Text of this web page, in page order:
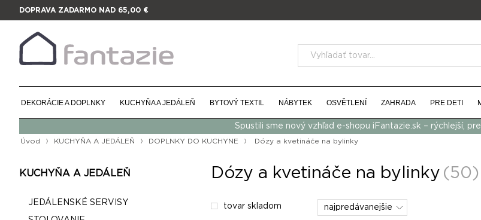
DOPRAVA ZADARMO NAD 65,00 €
DEKORÁCIE A DOPLNKY KUCHYŇA A JEDÁLEŇ BYTOVÝ TEXTIL NÁBYTEK OSVĚTLENÍ ZAHRADA PRE DETI
Spustili sme nový vzhľad e-shopu iFantazie.sk – rýchlejší,
Úvod KUCHYŇA A JEDÁLEŇ DOPLNKY DO KUCHYNE Dózy a kvetináče na bylinky
KUCHYŇA A JEDÁLEŇ
JEDÁLENSKÉ SERVISY
Dózy a kvetináče na bylinky (50)
tovar skladom